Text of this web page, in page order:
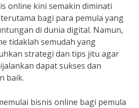
online kini semakin diminati
bagi para pemula yang
di dunia digital. Namun,
tidaklah semudah yang
strategi dan tips jitu agar
dapat sukses dan
baik.
bisnis online bagi pemula